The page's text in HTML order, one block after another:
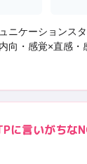
ニケーションスタ
向・感覚×直感
に言いがちな